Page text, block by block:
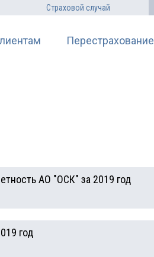
Страховой случай
Перестрахование
АО "ОСК" за 2019 год
год